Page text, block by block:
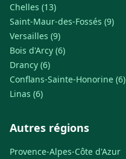
Chelles (13)
Saint-Maur-des-Fossés (9)
Versailles (9)
Bois d'Arcy (6)
Drancy (6)
Conflans-Sainte-Honorine (6)
Linas (6)
Autres régions
Provence-Alpes-Côte d'Azur